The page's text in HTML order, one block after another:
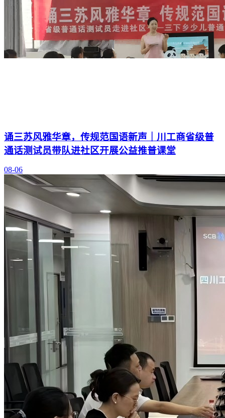
诵三苏风雅华章，传规范国语新声｜川工商省级普
通话测试员带队进社区开展公益推普课堂
08-06